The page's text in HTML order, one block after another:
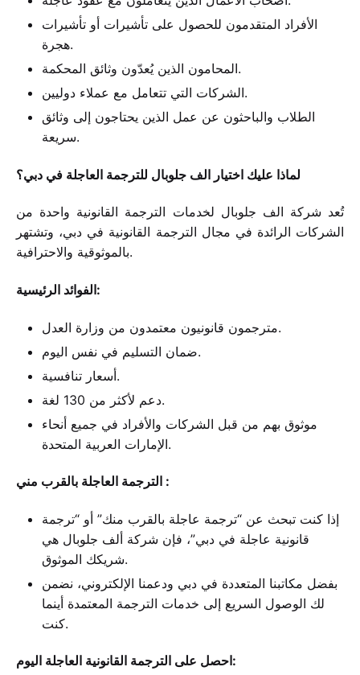
الأفراد المتقدمون للحصول على تأشيرات أو تأشيرات
هجرة.
المحامون الذين يُعدّون وثائق المحكمة.
الشركات التي تتعامل مع عملاء دوليين.
الطلاب والباحثون عن عمل الذين يحتاجون إلى وثائق
سريعة.
لماذا عليك اختيار الف جلوبال للترجمة العاجلة في دبي؟
تُعد شركة الف جلوبال لخدمات الترجمة القانونية واحدة من
الشركات الرائدة في مجال الترجمة القانونية في دبي، وتشتهر
بالموثوقية والاحترافية.
الفوائد الرئيسية:
مترجمون قانونيون معتمدون من وزارة العدل.
ضمان التسليم في نفس اليوم.
أسعار تنافسية.
دعم لأكثر من 130 لغة.
موثوق بهم من قبل الشركات والأفراد في جميع أنحاء
الإمارات العربية المتحدة.
الترجمة العاجلة بالقرب مني :
إذا كنت تبحث عن “ترجمة عاجلة بالقرب منك” أو “ترجمة
قانونية عاجلة في دبي”، فإن شركة ألف جلوبال هي
شريكك الموثوق.
بفضل مكاتبنا المتعددة في دبي ودعمنا الإلكتروني، نضمن
لك الوصول السريع إلى خدمات الترجمة المعتمدة أينما
كنت.
احصل على الترجمة القانونية العاجلة اليوم: